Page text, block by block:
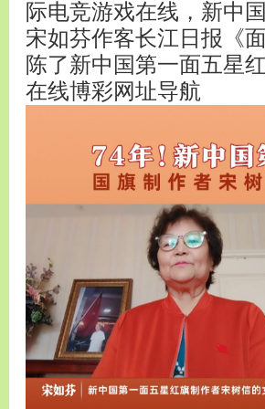
际电竞游戏在线，新中
宋如芬作客长江日报《
陈了新中国第一面五星
在线博彩网址导航